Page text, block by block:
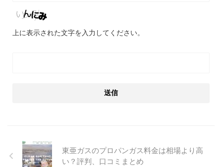
上に表示された文字を入力してください。
東亜ガスのプロパンガス料金は相場より高
い？評判、口コミまとめ